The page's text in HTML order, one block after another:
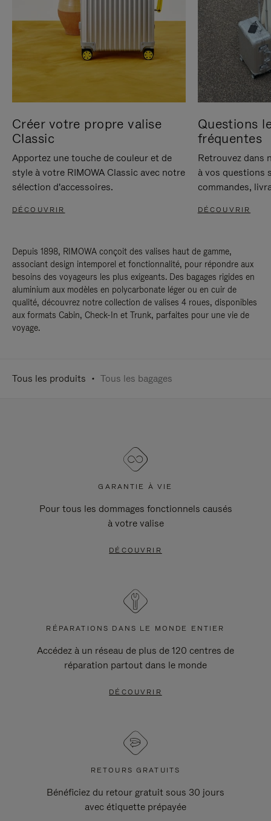
Créer votre propre valise
Classic
Apportez une touche de couleur et de
style à votre RIMOWA Classic avec notre
sélection d'accessoires.
DÉCOUVRIR
Questions
fréquentes
Retrouvez dans
à vos questions
commandes,
DÉCOUVRIR
Depuis 1898, RIMOWA conçoit des valises haut de gamme,
associant design intemporel et fonctionnalité, pour répondre aux
besoins des voyageurs les plus exigeants. Des bagages rigides en
aluminium aux modèles en polycarbonate léger ou en cuir de
qualité, découvrez notre collection de valises 4 roues, disponibles
aux formats Cabin, Check-In et Trunk, parfaites pour une vie de
voyage.
Tous les produits Tous les bagages
GARANTIE À VIE
Pour tous les dommages fonctionnels causés
à votre valise
DÉCOUVRIR
RÉPARATIONS DANS LE MONDE ENTIER
Accédez à un réseau de plus de 120 centres de
réparation partout dans le monde
DÉCOUVRIR
RETOURS GRATUITS
Bénéficiez du retour gratuit sous 30 jours
avec étiquette prépayée